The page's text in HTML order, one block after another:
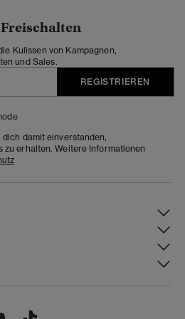
Kulissen von Kampagnen,
und Sales.
REGISTRIEREN
damit einverstanden,
erhalten. Weitere Informationen